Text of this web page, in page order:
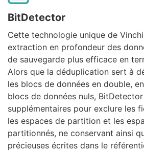
BitDetector
Cette technologie unique de
extraction en profondeur des
de sauvegarde plus efficace en
Alors que la déduplication sert à
les blocs de données en double,
blocs de données nuls,
supplémentaires pour exclure les
les espaces de partition et les
partitionnés, ne conservant ainsi
précieuses écrites dans le